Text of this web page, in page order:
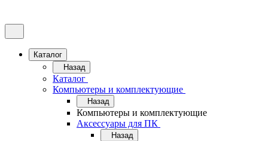
Каталог
Назад
Каталог
Компьютеры и комплектующие
Назад
Компьютеры и комплектующие
Аксессуары для ПК
Назад